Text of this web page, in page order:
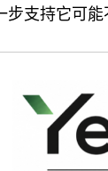
支持它可